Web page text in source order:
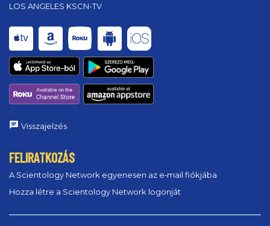
LOS ANGELES KSCN-TV
Visszajelzés
FELIRATKOZÁS
A Scientology Network egyenesen az e‑mail fiókjába
Hozza létre a Scientology Network logonját